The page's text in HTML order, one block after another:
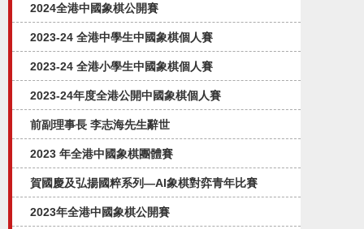
2024全港中國象棋公開賽
2023-24 全港中學生中國象棋個人賽
2023-24 全港小學生中國象棋個人賽
2023-24年度全港公開中國象棋個人賽
前副理事長 李志海先生辭世
2023 年全港中國象棋團體賽
賀國慶及弘揚國粹系列—AI象棋對弈⻘年比賽
2023年全港中國象棋公開賽